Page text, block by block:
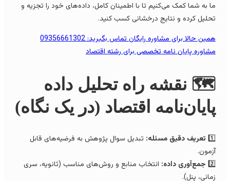
به شما کمک می‌کنیم تا با اطمینان کامل، داده‌های خود را تجزیه و
کرده و نتایج درخشانی کسب کنید.
حالا برای مشاوره رایگان تماس بگیرید: 09356661302
پایان نامه تخصصی برای رشته اقتصاد
نقشه راه تحلیل داده
اقتصاد (در یک نگاه)
تعریف دقیق مسئله:تبدیل سوال پژوهش به فرضیه‌های قابل
جمع‌آوری داده: انتخاب منابع و روش‌های مناسب (ثانویه، سری
پنل).